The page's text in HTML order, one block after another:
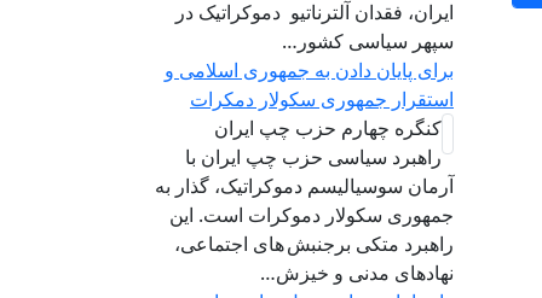
ایران، فقدان آلترناتیو دموکراتیک در
سپهر سیاسی کشور…
برای پایان دادن به جمهوری اسلامی و
استقرار جمهوری سکولار دمکرات
کنگره چهارم حزب چپ ایران
راهبرد سياسی حزب چپ ایران با
آرمان سوسیالیسم دموکراتیک، گذار به
جمهوری سکولار دموکرات است. این
راهبرد متکی برجنبش های اجتماعی،
نهادهای مدنی و خیزش‌…